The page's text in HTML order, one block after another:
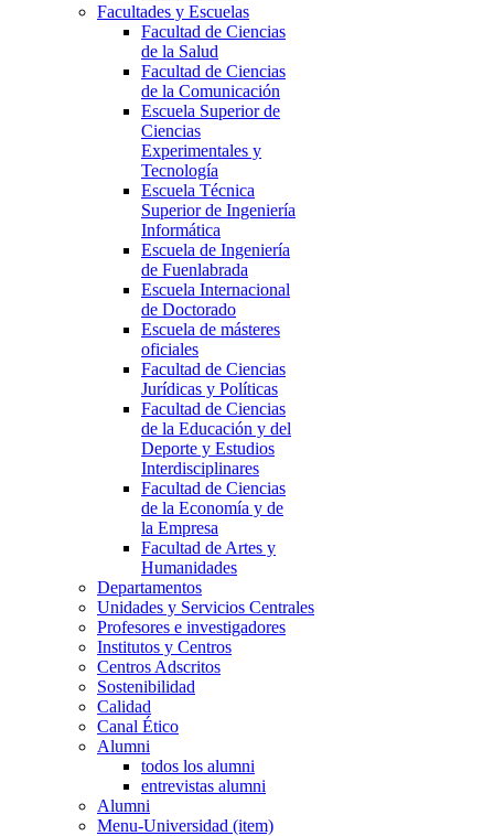
Facultades y Escuelas
Facultad de Ciencias
de la Salud
Facultad de Ciencias
de la Comunicación
Escuela Superior de
Ciencias
Experimentales y
Tecnología
Escuela Técnica
Superior de Ingeniería
Informática
Escuela de Ingeniería
de Fuenlabrada
Escuela Internacional
de Doctorado
Escuela de másteres
oficiales
Facultad de Ciencias
Jurídicas y Políticas
Facultad de Ciencias
de la Educación y del
Deporte y Estudios
Interdisciplinares
Facultad de Ciencias
de la Economía y de
la Empresa
Facultad de Artes y
Humanidades
Departamentos
Unidades y Servicios Centrales
Profesores e investigadores
Institutos y Centros
Centros Adscritos
Sostenibilidad
Calidad
Canal Ético
Alumni
todos los alumni
entrevistas alumni
Alumni
Menu-Universidad (item)